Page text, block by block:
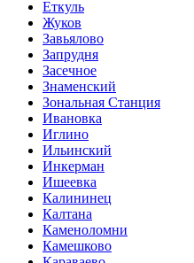
Еткуль
Жуков
Завьялово
Запрудня
Засечное
Знаменский
Зональная Станция
Ивановка
Иглино
Ильинский
Инкерман
Ишеевка
Калининец
Калтана
Каменоломни
Камешково